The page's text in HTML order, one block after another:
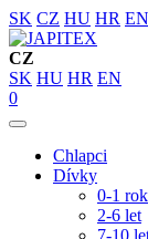
SK CZ HU HR EN
CZ
SK HU HR EN
0
Chlapci
Dívky
0-1 rok
2-6 let
7-10